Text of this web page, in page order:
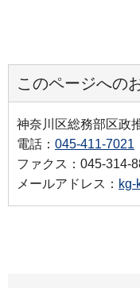
このページへの
神奈川区総務部区政
電話： 045-411-7021
ファクス：045-314-
メールアドレス： kg-